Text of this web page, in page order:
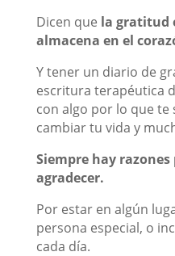
Dicen que la gratitud
almacena en el
Y tener un diario de
escritura terapéutica
con algo por lo que te
cambiar tu vida y
Siempre hay
agradecer.
Por estar en algún
persona especial, o
cada día.